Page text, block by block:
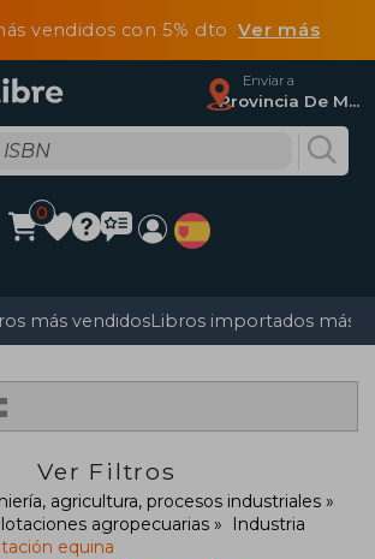
vendidos con 5% dtoVer más
Enviar a
Provincia De Madrid
0
más vendidosLibros importados más
Ver Filtros
agricultura, procesos industriales
agropecuarias
Industria
equina